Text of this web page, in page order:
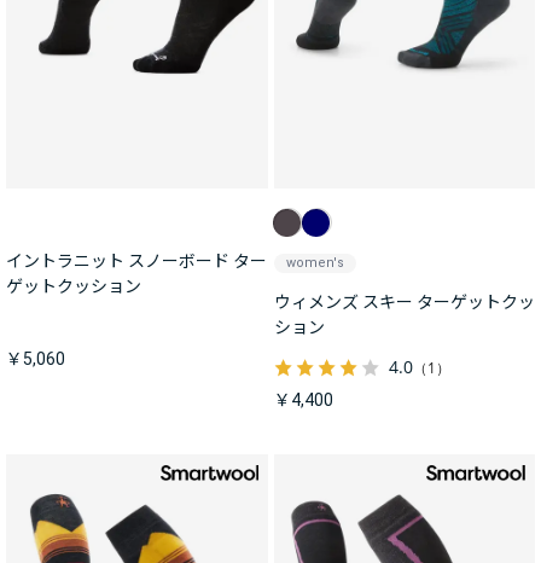
イントラニット スノーボード ター
ゲットクッション
￥5,060
women's
ウィメンズ スキー ターゲットクッ
ション
4.0（1）
￥4,400